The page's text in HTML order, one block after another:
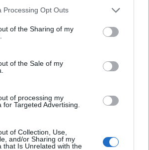
Processing Opt Outs
of the Sharing of my
of the Sale of my
of processing my
for Targeted Advertising.
of Collection, Use,
and/or Sharing of my
that Is Unrelated with the
από τη Ζάκυνθο –...
των...
HPV: «Μια Έγνοια Λιγότερη
ασφαλής, παρά να
και έφηβοι: Το 60% με εξάρτηση